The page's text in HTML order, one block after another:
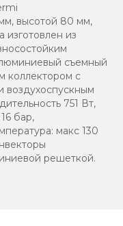
высотой 80 мм,
изготовлен из
съемный
коллектором с
воздухоспускным
751 Вт,
бар,
макс 130
решеткой.